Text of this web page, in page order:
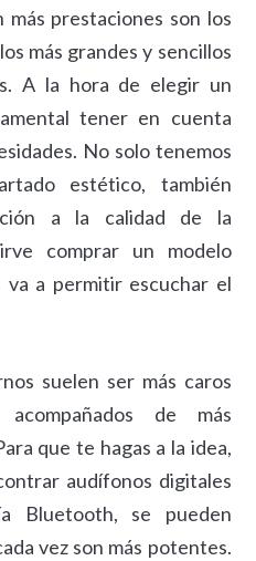
más prestaciones son los
más grandes y sencillos
A la hora de elegir un
tener en cuenta
No solo tenemos
estético, también
a la calidad de la
comprar un modelo
a permitir escuchar el
suelen ser más caros
de más
que te hagas a la idea,
audífonos digitales
Bluetooth, se pueden
vez son más potentes.